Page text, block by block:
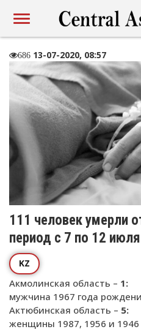
686 13-07-2020, 08:57
111 человек умерли
период с 7 по 12
KZ
Акмолинская область – 1:
мужчина 1967 года
Актюбинская область – 5:
женщины 1987, 1956 и 1946